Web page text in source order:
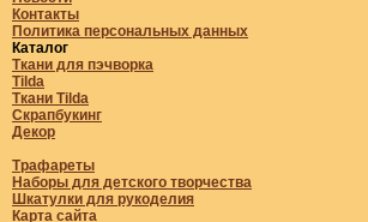
Контакты
Политика персональных данных
Каталог
Ткани для пэчворка
Tilda
Ткани Tilda
Скрапбукинг
Декор
Трафареты
Наборы для детского творчества
Шкатулки для рукоделия
Карта сайта